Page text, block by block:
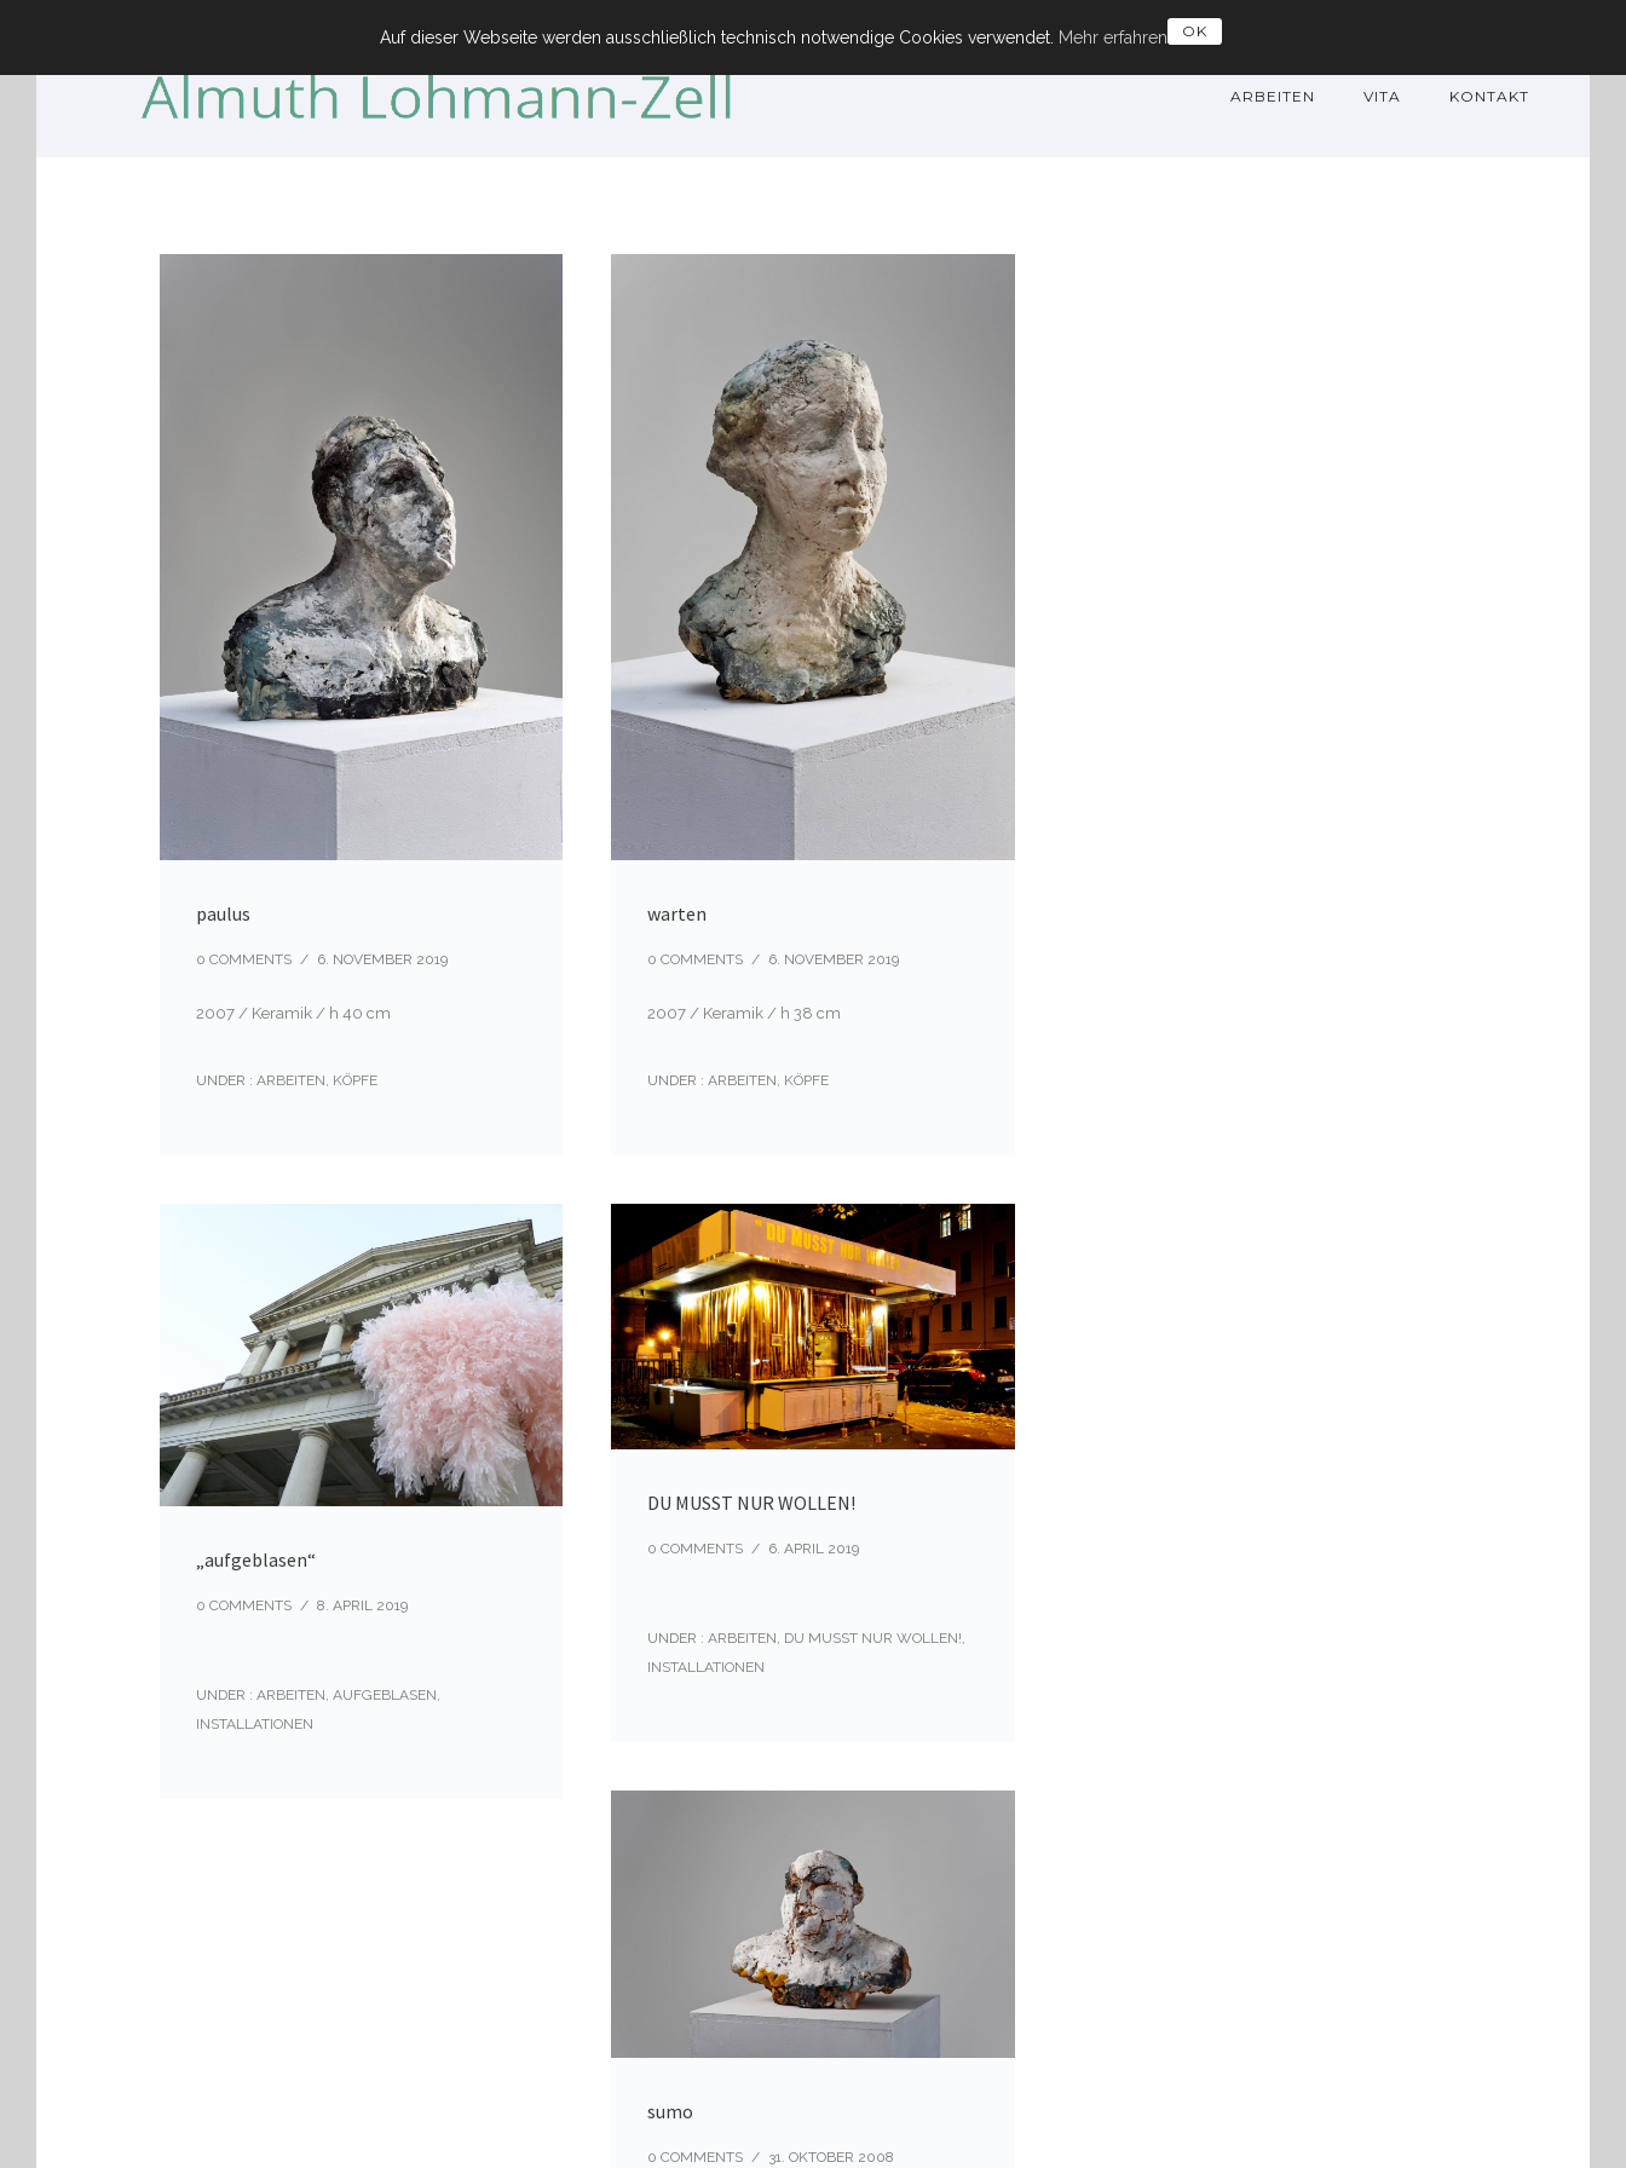
ARBEITEN VITA KONTAKT
paulus
0 COMMENTS / 6. NOVEMBER 2019
2007 / Keramik / h 40 cm
UNDER : ARBEITEN, KÖPFE
warten
0 COMMENTS / 6. NOVEMBER 2019
2007 / Keramik / h 38 cm
UNDER : ARBEITEN, KÖPFE
„aufgeblasen“
0 COMMENTS / 8. APRIL 2019
UNDER : ARBEITEN, AUFGEBLASEN,
INSTALLATIONEN
DU MUSST NUR WOLLEN!
0 COMMENTS / 6. APRIL 2019
UNDER : ARBEITEN DU MUSST NUR WOLLEN!
INSTALLATIONEN
sumo
0 COMMENTS / 31. OKTOBER 2008
Auf dieser Webseite werden ausschließlich technisch notwendige Cookies verwendet. Mehr erfahren OK